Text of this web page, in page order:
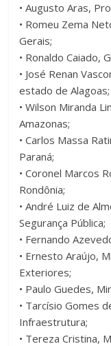
• Augusto Aras,
• Romeu Zema
Gerais;
• Ronaldo Caiado,
• José Renan
estado de Alagoas;
• Wilson Miranda
Amazonas;
• Carlos Massa
Paraná;
• Coronel Marcos
Rondônia;
• André Luiz de
Segurança Pública;
• Fernando
• Ernesto Araújo,
Exteriores;
• Paulo Guedes,
• Tarcísio Gomes
Infraestrutura;
• Tereza Cristina,